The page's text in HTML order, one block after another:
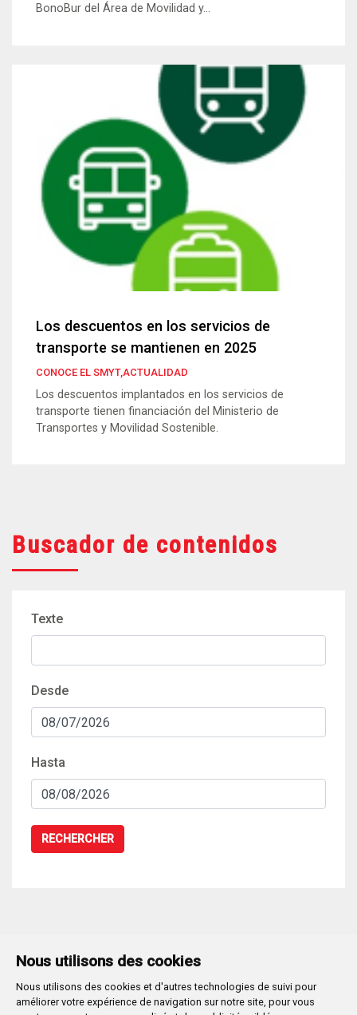
Nous utilisons des cookies
Nous utilisons des cookies et d'autres technologies de suivi pour
améliorer votre expérience de navigation sur notre site, pour vous
BonoBur del Área de Movilidad y...
Los descuentos en los servicios de
transporte se mantienen en 2025
CONOCE EL SMYT,ACTUALIDAD
Los descuentos implantados en los servicios de
transporte tienen financiación del Ministerio de
Transportes y Movilidad Sostenible.
Buscador de contenidos
Texte
Desde
Hasta
RECHERCHER
Movilidad